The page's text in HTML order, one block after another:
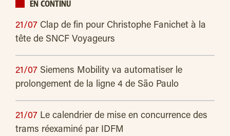
EN CONTINU
21/07 Clap de fin pour Christophe Fanichet à la
tête de SNCF Voyageurs
21/07 Siemens Mobility va automatiser le
prolongement de la ligne 4 de São Paulo
21/07 Le calendrier de mise en concurrence des
trams réexaminé par IDFM